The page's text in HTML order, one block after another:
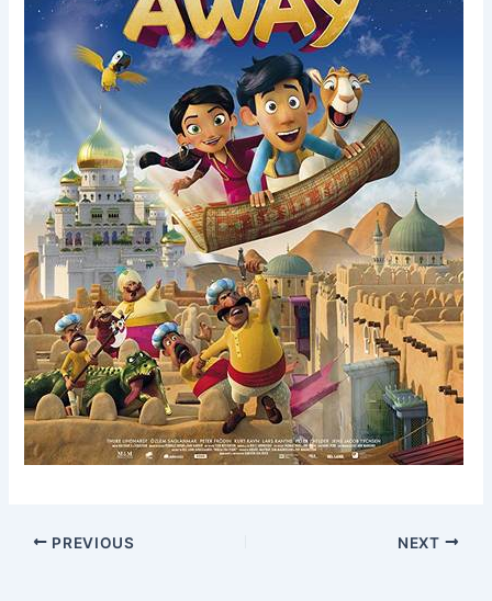
PREVIOUS NEXT